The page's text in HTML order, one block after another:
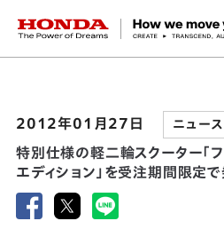
HONDA The Power of
2012年01月27日 ニュー
特別仕様の軽二輪スクーター「
エディション」を受注期間限定